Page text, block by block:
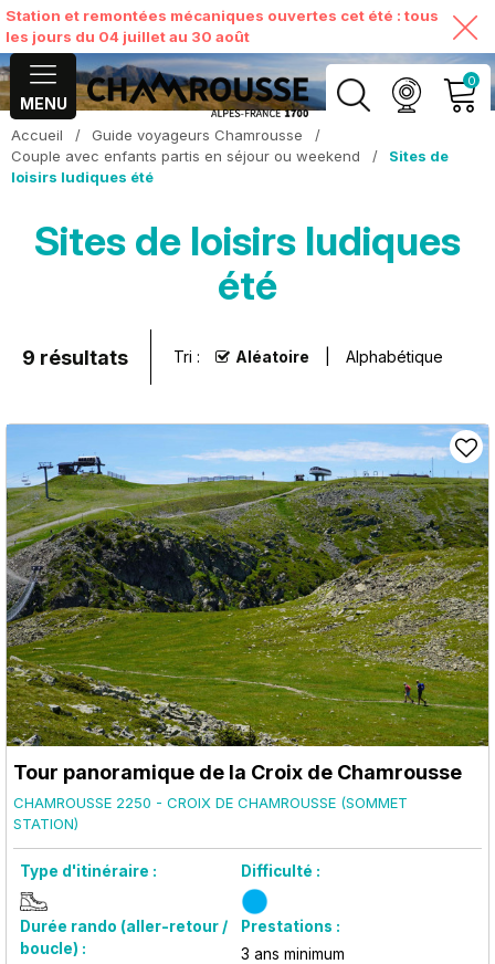
Station et remontées mécaniques ouvertes cet été : tous
les jours du 04 juillet au 30 août
MENU
0
MON COMPTE
Accueil / Guide voyageurs Chamrousse
/
Couple avec enfants partis en séjour ou weekend
/
Sites de
loisirs ludiques été
Sites de loisirs ludiques
été
9 résultats Tri : Aléatoire Alphabétique
Tour panoramique de la Croix de Chamrousse
CHAMROUSSE 2250 - CROIX DE CHAMROUSSE (SOMMET
STATION)
Type d'itinéraire : Difficulté :
Durée rando (aller-retour /
boucle) :
Prestations :
3 ans minimum